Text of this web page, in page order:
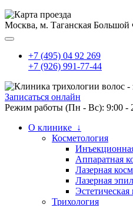
Москва, м. Таганская Большой
+7 (495) 04 92 269
+7 (926) 991-77-44
Записаться онлайн
Режим работы (Пн - Вс): 9:00 -
О клинике ↓
Косметология
Аппаратная
Лазерная
Лазерная
Эстетическая
Трихология